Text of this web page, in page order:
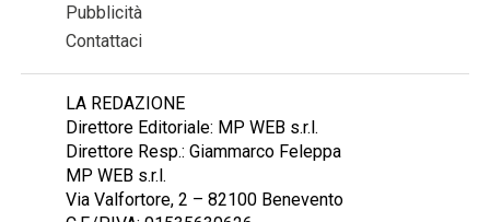
Pubblicità
Contattaci
LA REDAZIONE
Direttore Editoriale: MP WEB s.r.l.
Direttore Resp.: Giammarco Feleppa
MP WEB s.r.l.
Via Valfortore, 2 – 82100 Benevento